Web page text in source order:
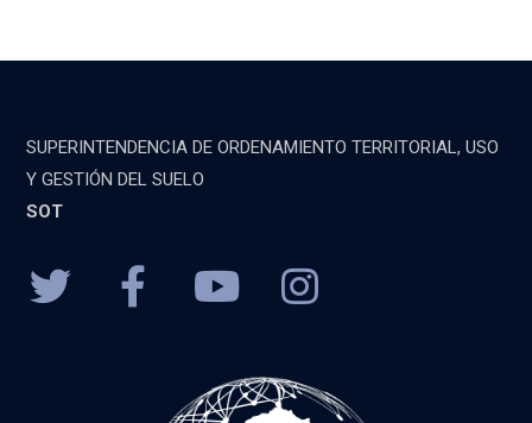
SUPERINTENDENCIA DE ORDENAMIENTO TERRITORIAL, USO
Y GESTIÓN DEL SUELO
SOT